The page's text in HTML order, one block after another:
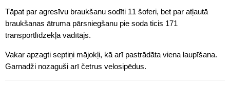
Tāpat par agresīvu braukšanu sodīti 11 šoferi, bet par atļautā
braukšanas ātruma pārsniegšanu pie soda ticis 171
transportlīdzekļa vadītājs.
Vakar apzagti septiņi mājokļi, kā arī pastrādāta viena laupīšana.
Garnadži nozaguši arī četrus velosipēdus.